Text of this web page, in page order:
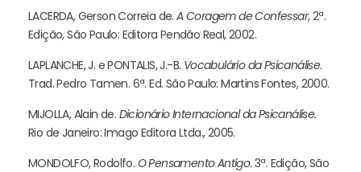
LACERDA, Gerson Correia de.A Coragem de Confessar, 2ª.
Edição, São Paulo: Editora Pendão Real, 2002.
LAPLANCHE, J. e PONTALIS, J.-B. Vocabulário da Psicanálise.
Trad. Pedro Tamen. 6ª. Ed. São Paulo: Martins Fontes, 2000.
MIJOLLA, Alain de. Dicionário Internacional da Psicanálise.
Rio de Janeiro: Imago Editora Ltda., 2005.
MONDOLFO, Rodolfo. O Pensamento Antigo. 3ª. Edição, São